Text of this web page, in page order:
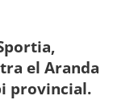
el Aranda
provincial.